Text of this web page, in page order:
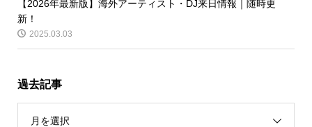
【2026年最新版】海外アーティスト・DJ来日情報｜随時更
新！
2025.03.03
過去記事
月を選択